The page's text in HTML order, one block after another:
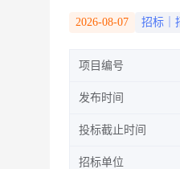
2026-08-07 招标｜
项目编号
发布时间
投标截止时间
招标单位